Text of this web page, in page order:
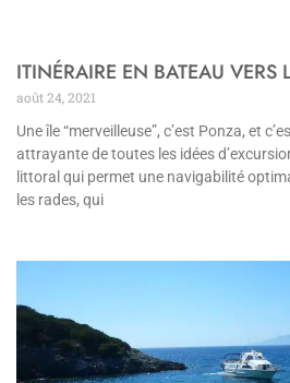
ITINÉRAIRE EN BATEAU VERS
août 24, 2021
Une île “merveilleuse”, c’est Ponza, et
attrayante de toutes les idées
littoral qui permet une navigabilité
les rades, qui